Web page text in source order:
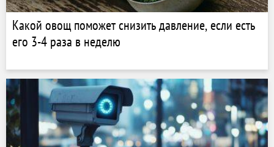
Какой овощ поможет снизить давление, если есть
его 3-4 раза в неделю